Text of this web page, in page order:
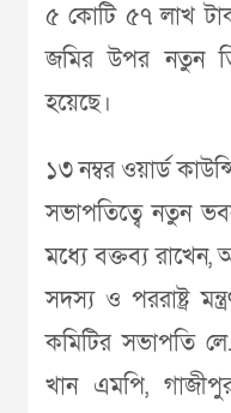
৫ কোটি ৫৭ লাখ
জমির উপর নতুন
হয়েছে।
১৩ নম্বর ওয়ার্ড
সভাপতিত্বে নতুন
মধ্যে বক্তব্য
সদস্য ও পররাষ্ট্র
কমিটির সভাপতি
খান এমপি,